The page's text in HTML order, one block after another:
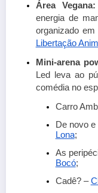
Área Vegana:
energia de
organizado
Libertação
Mini-arena
Led leva ao
comédia no
Carro
De novo
Lona;
As
Bocó;
Cadê? –